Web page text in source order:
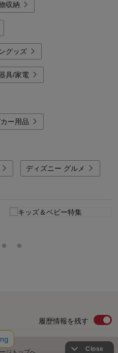
収納
グッズ
具/家電
ー用品
ディズニー グルメ
履歴情報を残す